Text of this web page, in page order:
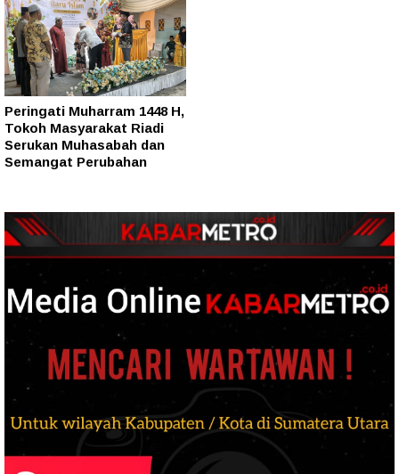
Peringati Muharram 1448 H,
Tokoh Masyarakat Riadi
Serukan Muhasabah dan
Semangat Perubahan